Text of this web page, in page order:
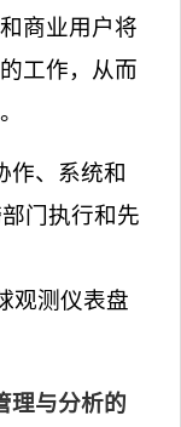
商业用户将
工作，从而
作、系统和
门执行和先
观测仪表盘
理与分析的